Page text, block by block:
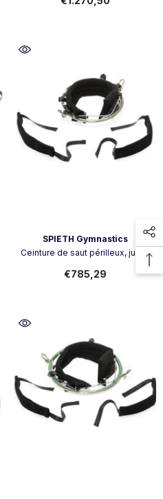
Vendeur:SPIETH Gymnastics
Ceinture de saut périlleux, junior
€785,29